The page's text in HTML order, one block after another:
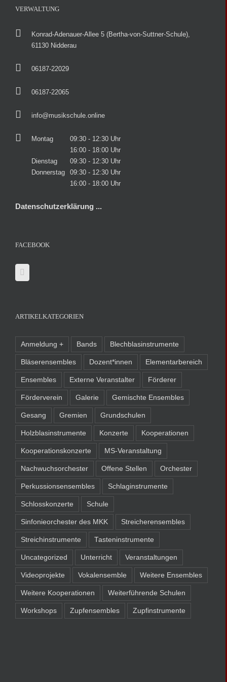
VERWALTUNG
Konrad-Adenauer-Allee 5 (Bertha-von-Suttner-Schule),
61130 Nidderau
06187-22029
06187-22065
info@musikschule.online
Montag
09:30 - 12:30 Uhr
16:00 - 18:00 Uhr
Dienstag
09:30 - 12:30 Uhr
Donnerstag
09:30 - 12:30 Uhr
16:00 - 18:00 Uhr
Datenschutzerklärung ...
FACEBOOK
ARTIKELKATEGORIEN
Anmeldung + Bands Blechblasinstrumente
Bläserensembles Dozent*innen Elementarbereich
Ensembles Externe Veranstalter Förderer
Förderverein Galerie Gemischte Ensembles
Gesang Gremien Grundschulen
Holzblasinstrumente Konzerte Kooperationen
Kooperationskonzerte MS-Veranstaltung
Nachwuchsorchester Offene Stellen Orchester
Perkussionsensembles Schlaginstrumente
Schlosskonzerte Schule
Sinfonieorchester des MKK Streicherensembles
Streichinstrumente Tasteninstrumente
Uncategorized Unterricht Veranstaltungen
Videoprojekte Vokalensemble Weitere Ensembles
Weitere Kooperationen Weiterführende Schulen
Workshops Zupfensembles Zupfinstrumente